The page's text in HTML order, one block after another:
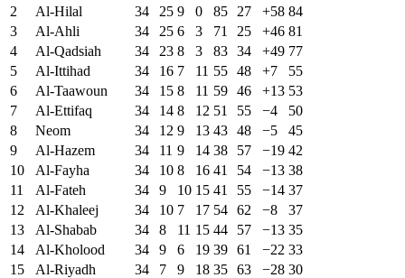
2
Al-Hilal 34 25 9 0 85 27 +58 84
3
Al-Ahli 34 25 6 3 71 25 +46 81
4
Al-Qadsiah 34 23 8 3 83 34 +49 77
5
Al-Ittihad 34 16 7 11 55 48 +7
55
6
Al-Taawoun 34 15 8 11 59 46 +13 53
7
Al-Ettifaq 34 14 8 12 51 55 −4
50
8
Neom 34 12 9 13 43 48 −5
45
9
Al-Hazem 34 11 9 14 38 57 −19 42
10
Al-Fayha 34 10 8 16 41 54 −13 38
11
Al-Fateh 34 9 10 15 41 55 −14 37
12
Al-Khaleej 34 10 7 17 54 62 −8
37
13
Al-Shabab 34 8 11 15 44 57 −13 35
14
Al-Kholood 34 9 6 19 39 61 −22 33
15
Al-Riyadh 34 7 9 18 35 63 −28 30